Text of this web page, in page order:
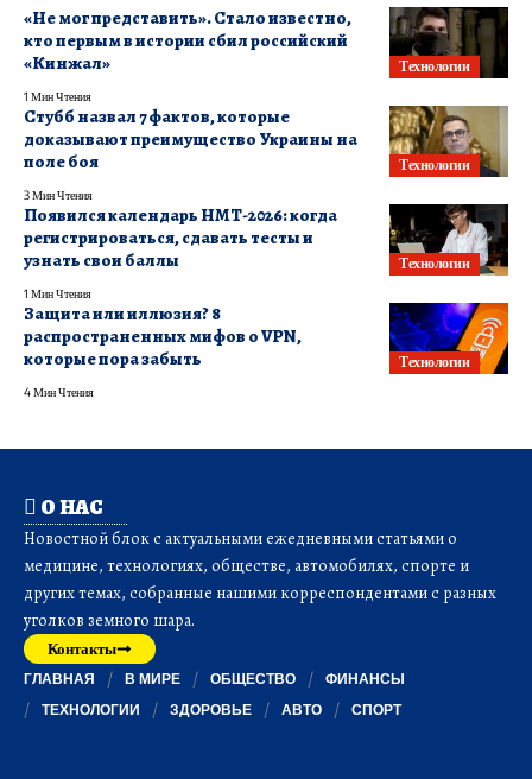
Технологии
«Не мог представить». Стало известно,
кто первым в истории сбил российский
«Кинжал»
1 Мин Чтения
Технологии
Стубб назвал 7 фактов, которые
доказывают преимущество Украины на
поле боя
3 Мин Чтения
Технологии
Появился календарь НМТ-2026: когда
регистрироваться, сдавать тесты и
узнать свои баллы
1 Мин Чтения
Технологии
Защита или иллюзия? 8
распространенных мифов о VPN,
которые пора забыть
4 Мин Чтения
О НАС
Новостной блок с актуальными ежедневными статьями о
медицине, технологиях, обществе, автомобилях, спорте и
других темах, собранные нашими корреспондентами с разных
уголков земного шара.
Контакты
ГЛАВНАЯ В МИРЕ ОБЩЕСТВО
ФИНАНСЫ
ТЕХНОЛОГИИ
ЗДОРОВЬЕ АВТО СПОРТ